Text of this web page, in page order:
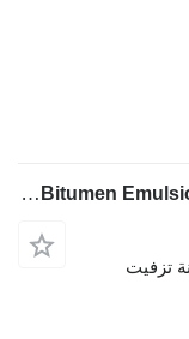
TICAB Manufacturer Bitumen Emulsion Sprayer 500 L / Bitumen Spreader
تزفيت